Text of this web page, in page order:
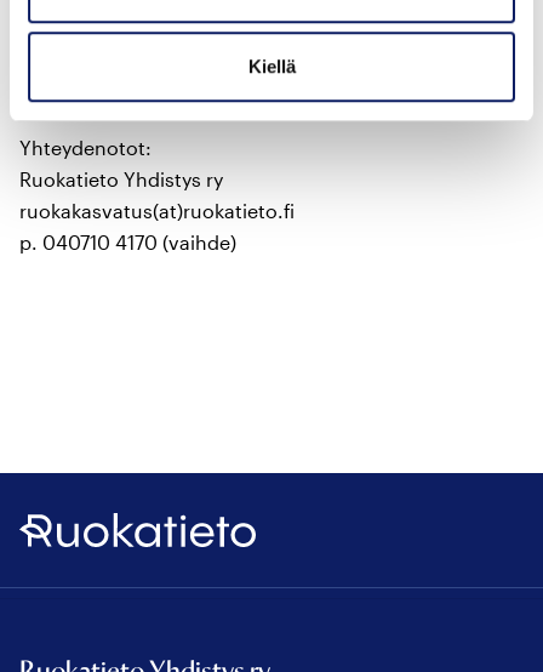
Kiellä
suunnittelee työryhmä, johon kuuluu pedagoginen
asiantuntija sekä eri alojen asiantuntijoita vuoden
Yhteydenotot:
Ruokatieto Yhdistys ry
ruokakasvatus(at)ruokatieto.fi
p. 040710 4170 (vaihde)
Ruokatieto